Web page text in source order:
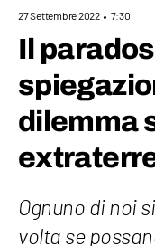
27 Settembre 2022 7:30
Il
dilemma
Ognuno di noi
volta se